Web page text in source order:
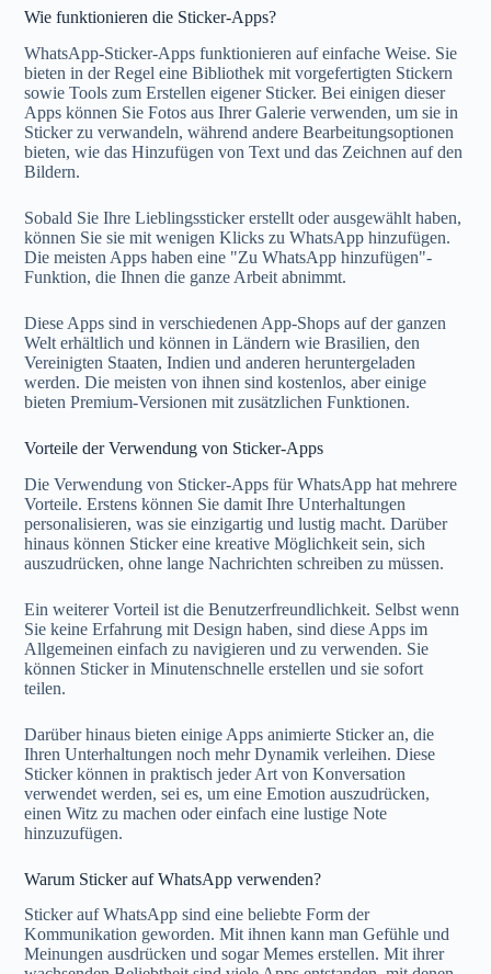
Wie funktionieren die Sticker-Apps?
WhatsApp-Sticker-Apps funktionieren auf einfache Weise. Sie
bieten in der Regel eine Bibliothek mit vorgefertigten Stickern
sowie Tools zum Erstellen eigener Sticker. Bei einigen dieser
Apps können Sie Fotos aus Ihrer Galerie verwenden, um sie in
Sticker zu verwandeln, während andere Bearbeitungsoptionen
bieten, wie das Hinzufügen von Text und das Zeichnen auf den
Bildern.
Sobald Sie Ihre Lieblingssticker erstellt oder ausgewählt haben,
können Sie sie mit wenigen Klicks zu WhatsApp hinzufügen.
Die meisten Apps haben eine "Zu WhatsApp hinzufügen"-
Funktion, die Ihnen die ganze Arbeit abnimmt.
Diese Apps sind in verschiedenen App-Shops auf der ganzen
Welt erhältlich und können in Ländern wie Brasilien, den
Vereinigten Staaten, Indien und anderen heruntergeladen
werden. Die meisten von ihnen sind kostenlos, aber einige
bieten Premium-Versionen mit zusätzlichen Funktionen.
Vorteile der Verwendung von Sticker-Apps
Die Verwendung von Sticker-Apps für WhatsApp hat mehrere
Vorteile. Erstens können Sie damit Ihre Unterhaltungen
personalisieren, was sie einzigartig und lustig macht. Darüber
hinaus können Sticker eine kreative Möglichkeit sein, sich
auszudrücken, ohne lange Nachrichten schreiben zu müssen.
Ein weiterer Vorteil ist die Benutzerfreundlichkeit. Selbst wenn
Sie keine Erfahrung mit Design haben, sind diese Apps im
Allgemeinen einfach zu navigieren und zu verwenden. Sie
können Sticker in Minutenschnelle erstellen und sie sofort
teilen.
Darüber hinaus bieten einige Apps animierte Sticker an, die
Ihren Unterhaltungen noch mehr Dynamik verleihen. Diese
Sticker können in praktisch jeder Art von Konversation
verwendet werden, sei es, um eine Emotion auszudrücken,
einen Witz zu machen oder einfach eine lustige Note
hinzuzufügen.
Warum Sticker auf WhatsApp verwenden?
Sticker auf WhatsApp sind eine beliebte Form der
Kommunikation geworden. Mit ihnen kann man Gefühle und
Meinungen ausdrücken und sogar Memes erstellen. Mit ihrer